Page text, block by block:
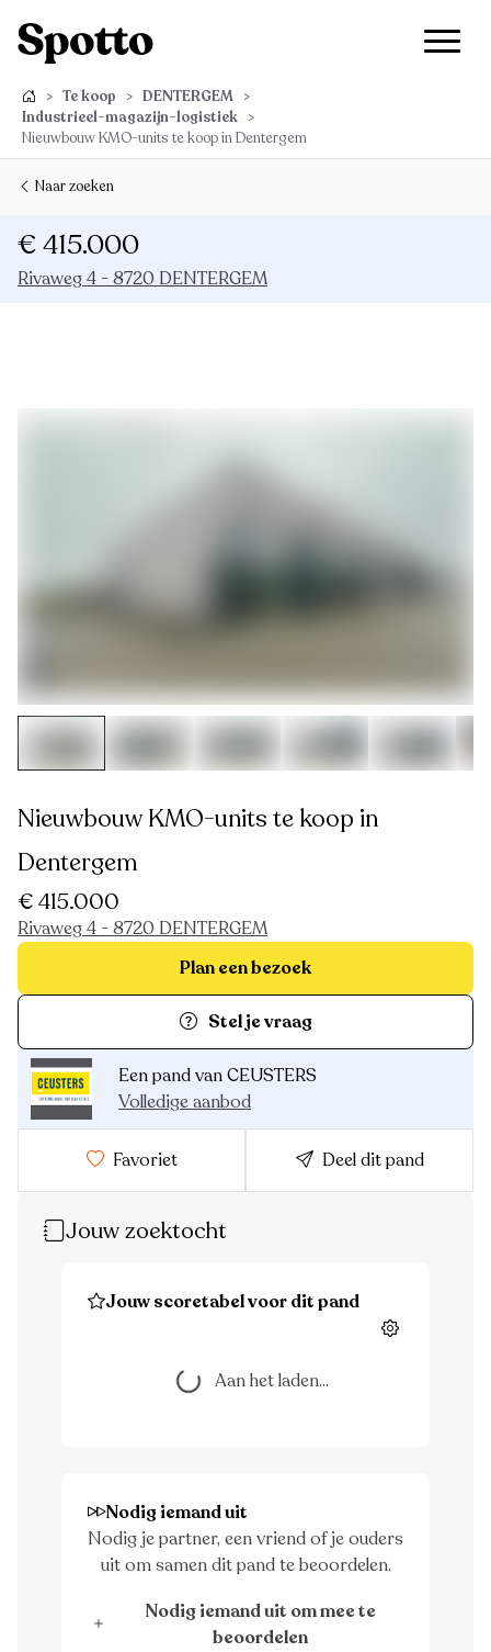
> Te koop > DENTERGEM >
Industrieel-magazijn-logistiek >
Nieuwbouw KMO-units te koop in Dentergem
Naar zoeken
€ 415.000
Rivaweg 4 - 8720 DENTERGEM
Nieuwbouw KMO-units te koop in
Dentergem
€ 415.000
Rivaweg 4 - 8720 DENTERGEM
Plan een bezoek
Stel je vraag
Een pand van CEUSTERS
Volledige aanbod
Favoriet Deel dit pand
Jouw zoektocht
Jouw scoretabel voor dit pand
Instellingen
Aan het laden...Aan het laden...
Nodig iemand uit
Nodig je partner, een vriend of je ouders
uit om samen dit pand te beoordelen.
Nodig iemand uit om mee te
beoordelen